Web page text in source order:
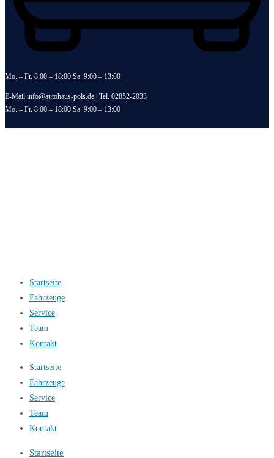
Mo. – Fr. 8:00 – 18:00 Sa. 9:00 – 13:00
E-Mail info@autohaus-pols.de | Tel. 02852-2033
Mo. – Fr. 8:00 – 18:00 Sa. 9:00 – 13:00
Startseite
Fahrzeuge
Service
Team
Kontakt
Startseite
Fahrzeuge
Service
Team
Kontakt
Startseite